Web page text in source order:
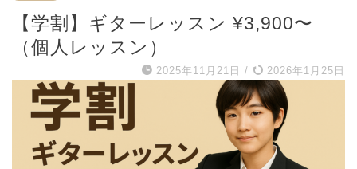
【学割】ギターレッスン ¥3,900〜
（個人レッスン）
2025年11月21日 / 2026年1月25日